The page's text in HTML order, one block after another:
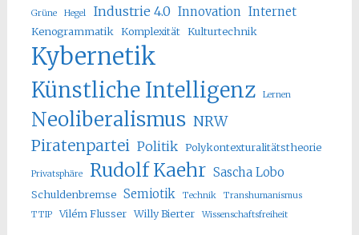
Grüne Hegel Industrie 4.0 Innovation Internet
Kenogrammatik Komplexität Kulturtechnik
Kybernetik
Künstliche Intelligenz Lernen
Neoliberalismus NRW
Piratenpartei Politik Polykontexturalitätstheorie
Privatsphäre Rudolf Kaehr Sascha Lobo
Schuldenbremse Semiotik Technik
Transhumanismus
TTIP
Vilém Flusser Willy Bierter Wissenschaftsfreiheit